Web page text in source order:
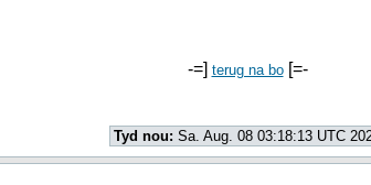
-=] terug na bo[=-
Tyd nou: Sa. Aug. 08 03:18:13 UTC